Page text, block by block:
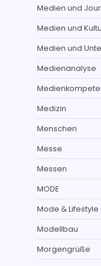
Medien und
Medien und
Medien und
Medienanalyse
Medizin
Menschen
Messe
Messen
MODE
Mode & Lifestyle
Modellbau
Morgengrüße